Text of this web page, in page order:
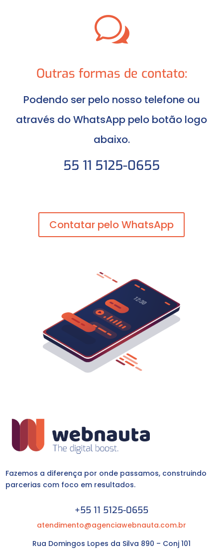
w
Outras formas de contato:
Podendo ser pelo nosso telefone ou
através do WhatsApp pelo botão logo
abaixo.
55 11 5125-0655
Contatar pelo WhatsApp
Fazemos a diferença por onde passamos, construindo
parcerias com foco em resultados.
+55 11 5125-0655
atendimento@agenciawebnauta.com.br
Rua Domingos Lopes da Silva 890 – Conj 101